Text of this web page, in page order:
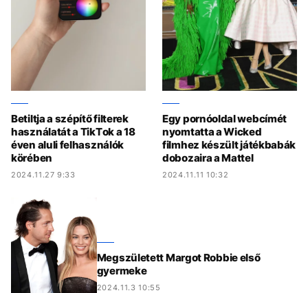
Betiltja a szépítő filterek
használatát a TikTok a 18
éven aluli felhasználók
körében
2024.11.27 9:33
Egy pornóoldal webcímét
nyomtatta a Wicked
filmhez készült játékbabák
dobozaira a Mattel
2024.11.11 10:32
Megszületett Margot Robbie első
gyermeke
2024.11.3 10:55